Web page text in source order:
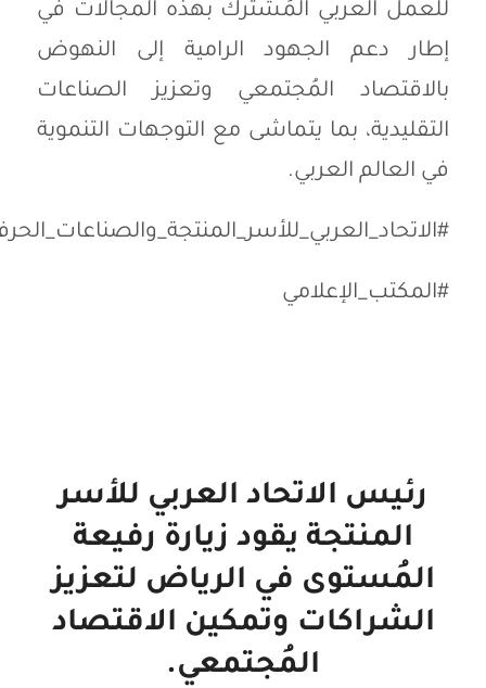
للعمل العربي المُشترك بهذه المجالات في
إطار دعم الجهود الرامية إلى النهوض
بالاقتصاد المُجتمعي وتعزيز الصناعات
التقليدية، بما يتماشى مع التوجهات التنموية
في العالم العربي.
#المكتب_الإعلامي
رئيس الاتحاد العربي للأسر
المنتجة يقود زيارة رفيعة
المُستوى في الرياض لتعزيز
الشراكات وتمكين الاقتصاد
المُجتمعي.